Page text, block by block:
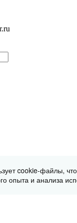
cookie-файлы,
опыта и анализа